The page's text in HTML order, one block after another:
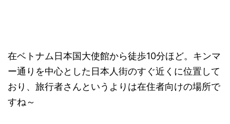
在ベトナム日本国大使館から徒歩10分ほど。キンマ
ー通りを中心とした日本人街のすぐ近くに位置して
おり、旅行者さんというよりは在住者向けの場所で
すね～